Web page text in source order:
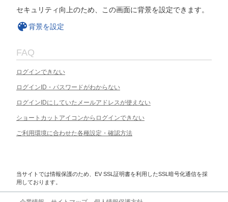
セキュリティ向上のため、この画面に背景を設定できます。
背景を設定
FAQ
ログインできない
ログインID・パスワードがわからない
ログインIDにしていたメールアドレスが使えない
ショートカットアイコンからログインできない
ご利用環境に合わせた各種設定・確認方法
当サイトでは情報保護のため、EV SSL証明書を利用したSSL暗号化通信を採
用しております。